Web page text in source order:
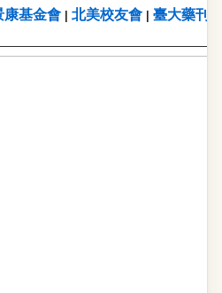
康基金會 北美校友會 臺大藥刊